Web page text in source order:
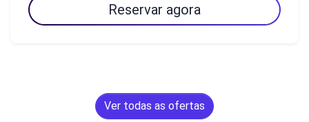
Reservar agora
Ver todas as ofertas